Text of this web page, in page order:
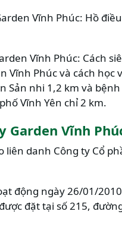
Vĩnh Phúc: Hồ
Vĩnh Phúc: Cách
Vĩnh Phúc và cách
Sản nhi 1,2 km và
Vĩnh Yên chỉ 2 km.
Garden Vĩnh
danh Công ty Cổ
động ngày 26/01/
đặt tại số 215,